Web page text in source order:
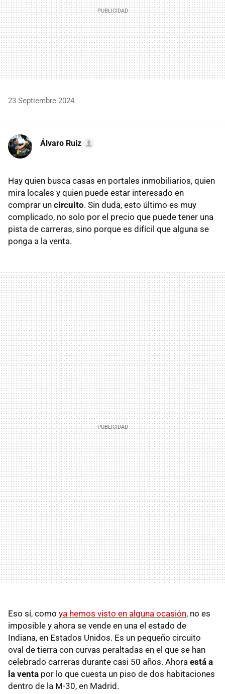
23 Septiembre 2024
Álvaro Ruiz
Hay quien busca casas en portales inmobiliarios, quien
mira locales y quien puede estar interesado en
comprar un circuito. Sin duda, esto último es muy
complicado, no solo por el precio que puede tener una
pista de carreras, sino porque es difícil que alguna se
ponga a la venta.
Eso sí, como ya hemos visto en alguna ocasión, no es
imposible y ahora se vende en una el estado de
Indiana, en Estados Unidos. Es un pequeño circuito
oval de tierra con curvas peraltadas en el que se han
celebrado carreras durante casi 50 años. Ahora está a
la venta por lo que cuesta un piso de dos habitaciones
dentro de la M-30, en Madrid.